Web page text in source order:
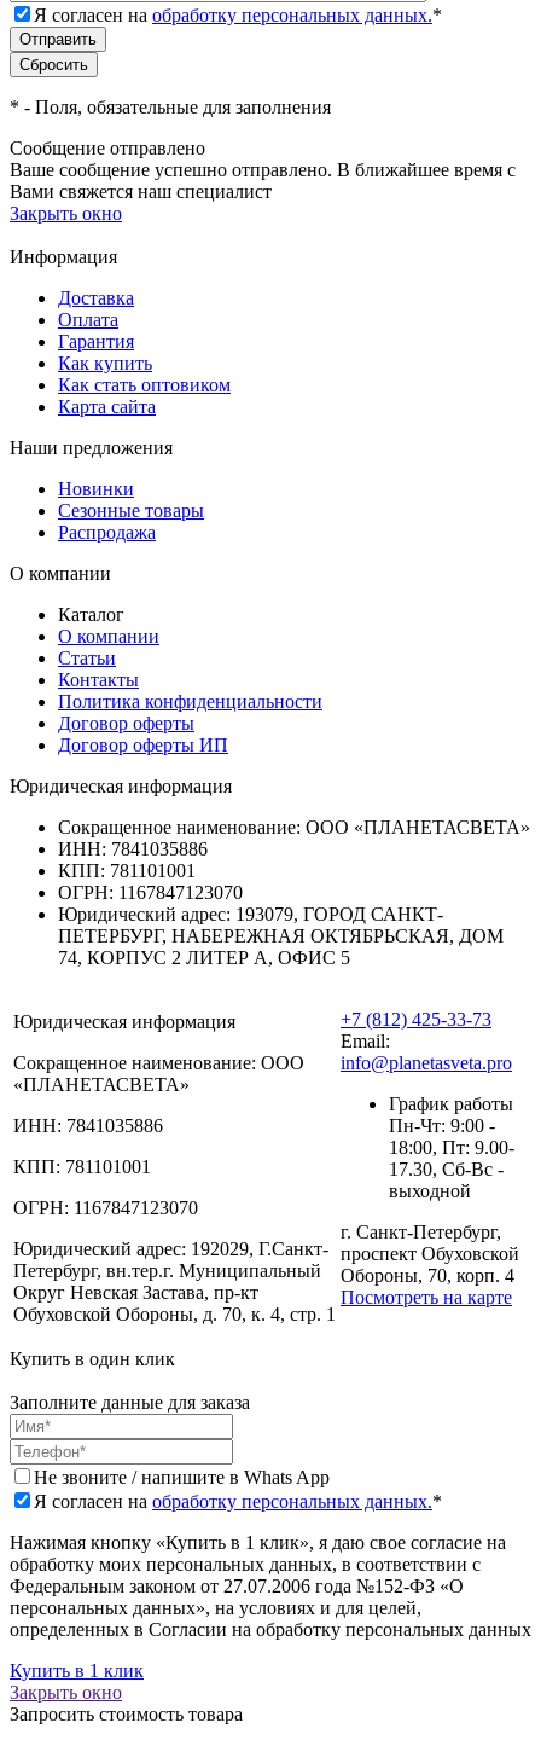
Я согласен на обработку персональных данных.*
* - Поля, обязательные для заполнения
Сообщение отправлено
Ваше сообщение успешно отправлено. В ближайшее время с
Вами свяжется наш специалист
Закрыть окно
Информация
Доставка
Оплата
Гарантия
Как купить
Как стать оптовиком
Карта сайта
Наши предложения
Новинки
Сезонные товары
Распродажа
О компании
Каталог
О компании
Статьи
Контакты
Политика конфиденциальности
Договор оферты
Договор оферты ИП
Юридическая информация
Сокращенное наименование: ООО «ПЛАНЕТАСВЕТА»
ИНН: 7841035886
КПП: 781101001
ОГРН: 1167847123070
Юридический адрес: 193079, ГОРОД САНКТ-
ПЕТЕРБУРГ, НАБЕРЕЖНАЯ ОКТЯБРЬСКАЯ, ДОМ
74, КОРПУС 2 ЛИТЕР А, ОФИС 5
Юридическая информация
Сокращенное наименование: ООО
«ПЛАНЕТАСВЕТА»
ИНН: 7841035886
КПП: 781101001
ОГРН: 1167847123070
Юридический адрес: 192029, Г.Санкт-
Петербург, вн.тер.г. Муниципальный
Округ Невская Застава, пр-кт
Обуховской Обороны, д. 70, к. 4, стр. 1
+7 (812) 425-33-73
Email:
info@planetasveta.pro
График работы
Пн-Чт: 9:00 -
18:00, Пт: 9.00-
17.30, Сб-Вс -
выходной
г. Санкт-Петербург,
проспект Обуховской
Обороны, 70, корп. 4
Посмотреть на карте
Купить в один клик
Заполните данные для заказа
Не звоните / напишите в Whats App
Я согласен на обработку персональных данных.*
Нажимая кнопку «Купить в 1 клик», я даю свое согласие на
обработку моих персональных данных, в соответствии с
Федеральным законом от 27.07.2006 года №152-ФЗ «О
персональных данных», на условиях и для целей,
определенных в Согласии на обработку персональных данных
Купить в 1 клик
Закрыть окно
Запросить стоимость товара